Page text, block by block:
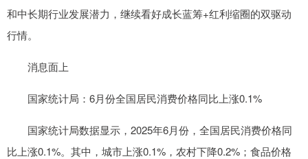
和中长期行业发展潜力，继续看好成长蓝筹+红利缩圈的双驱动
行情。
消息面上
国家统计局：6月份全国居民消费价格同比上涨0.1%
国家统计局数据显示，2025年6月份，全国居民消费价格同
比上涨0.1%。其中，城市上涨0.1%，农村下降0.2%；食品价格